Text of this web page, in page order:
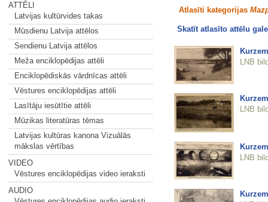
ATTĒLI
Latvijas kultūrvides takas
Mūsdienu Latvija attēlos
Sendienu Latvija attēlos
Meža enciklopēdijas attēli
Enciklopēdiskās vārdnīcas attēli
Vēstures enciklopēdijas attēli
Lasītāju iesūtītie attēli
Mūzikas literatūras tēmas
Latvijas kultūras kanona Vizuālās
mākslas vērtības
VIDEO
Vēstures enciklopēdijas video ieraksti
AUDIO
Atlasīti kategorijas
Skatīt atlasīto attēlu
LNB
LNB
LNB